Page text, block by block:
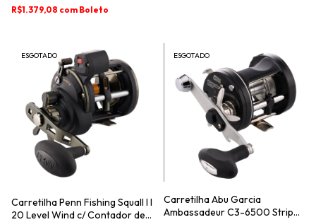
R$1.379,08 com Boleto
ESGOTADO
Carretilha Penn Fishing Squall I I
20 Level Wind c/ Contador de
ESGOTADO
Carretilha Abu Garcia
Ambassadeur C3-6500 Striper